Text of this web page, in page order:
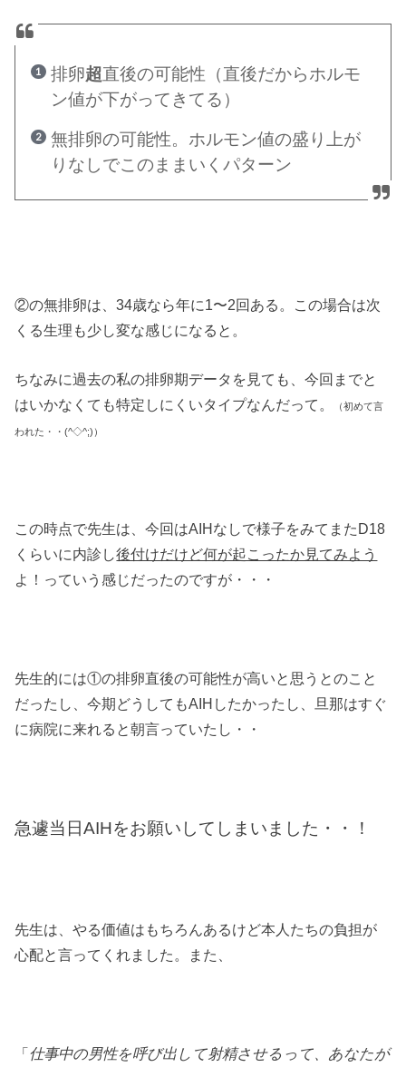
排卵超直後の可能性（直後だからホルモ
ン値が下がってきてる）
無排卵の可能性。ホルモン値の盛り上が
りなしでこのままいくパターン
②の無排卵は、34歳なら年に1〜2回ある。この場合は次
くる生理も少し変な感じになると。
ちなみに過去の私の排卵期データを見ても、今回までと
はいかなくても特定しにくいタイプなんだって。
（初めて言
われた・・(^◇^;)）
この時点で先生は、今回はAIHなしで様子をみてまたD18
くらいに内診し後付けだけど何が起こったか見てみよう
よ！っていう感じだったのですが・・・
先生的には①の排卵直後の可能性が高いと思うとのこと
だったし、今期どうしてもAIHしたかったし、旦那はすぐ
に病院に来れると朝言っていたし・・
急遽当日AIHをお願いしてしまいました・・！
先生は、やる価値はもちろんあるけど本人たちの負担が
心配と言ってくれました。また、
「仕事中の男性を呼び出して射精させるって、あなたが